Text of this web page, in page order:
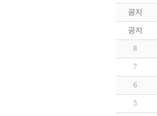
공지
공지
8
7
6
5